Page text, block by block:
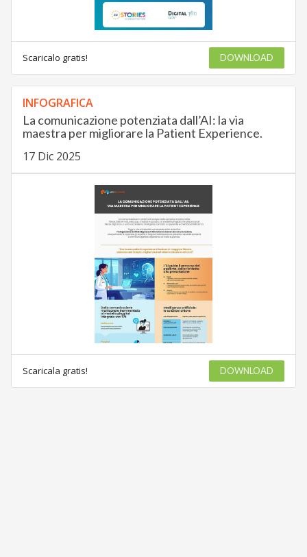
Scaricalo gratis! DOWNLOAD
INFOGRAFICA
La comunicazione potenziata dall’AI: la via
maestra per migliorare la Patient Experience.
17 Dic 2025
Scaricala gratis! DOWNLOAD